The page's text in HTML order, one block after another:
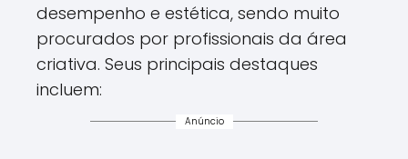
desempenho e estética, sendo muito
procurados por profissionais da área
criativa. Seus principais destaques
incluem:
Anúncio